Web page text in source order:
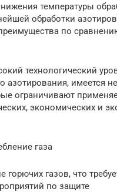
температуры
обработки
по
технологический
азотирования, имеется
ограничивают
экономических и
газа
газов, что
по защите